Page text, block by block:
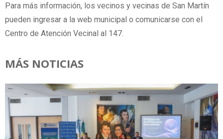
Para más información, los vecinos y vecinas de San Martín
pueden ingresar a la web municipal o comunicarse con el
Centro de Atención Vecinal al 147.
MÁS NOTICIAS